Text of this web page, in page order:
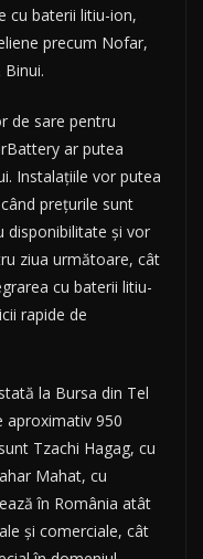
cu baterii litiu-ion,
precum Nofar,
Binui.
de sare pentru
ar putea
Instalaţiile vor putea
preţurile sunt
disponibilitate şi vor
ziua următoare, cât
cu baterii litiu-
rapide de
la Bursa din Tel
aproximativ 950
Tzachi Hagag, cu
Mahat, cu
în România atât
şi comerciale, cât